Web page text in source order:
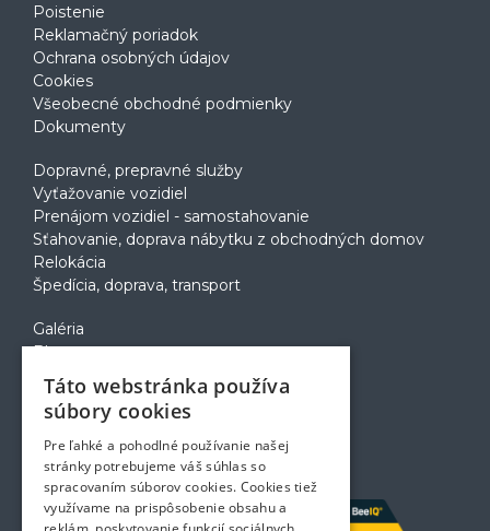
Poistenie
Reklamačný poriadok
Ochrana osobných údajov
Cookies
Všeobecné obchodné podmienky
Dokumenty
Dopravné, prepravné služby
Vyťažovanie vozidiel
Prenájom vozidiel - samostahovanie
Sťahovanie, doprava nábytku z obchodných domov
Relokácia
Špedícia, doprava, transport
Galéria
Blog
Voľné pozície
Zapožičanie krabíc
Rady a tipy pri sťahovaní
Prepravný poriadok
Kontakt
Táto webstránka používa
súbory cookies
Pre ľahké a pohodlné používanie našej
stránky potrebujeme váš súhlas so
spracovaním súborov cookies. Cookies tiež
využívame na prispôsobenie obsahu a